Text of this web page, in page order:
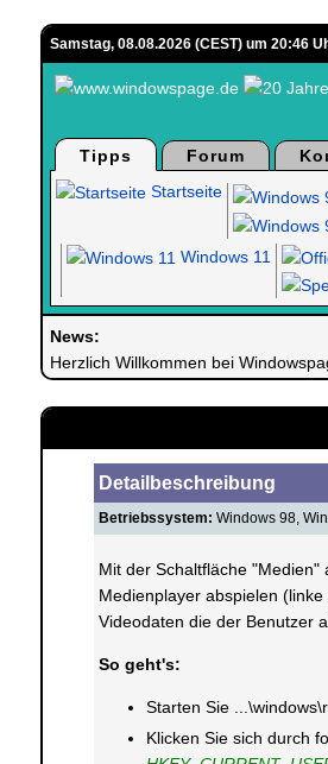
Samstag, 08.08.2026 (CEST) um 20:46
Tipps Forum
Startseite
Windows 11
News:
Herzlich Willkommen bei
Detailbeschreibung
Betriebssystem: Windows 98,
Mit der Schaltfläche
Medienplayer abspielen
Videodaten die der Benutzer
So geht's:
Starten Sie
Klicken Sie sich durch